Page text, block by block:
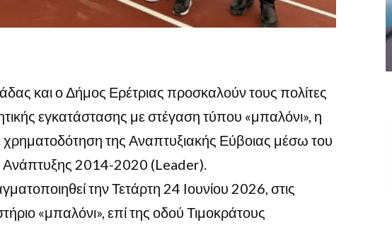
και ο Δήμος Ερέτριας προσκαλούν τους πολίτες
εγκατάστασης με στέγαση τύπου «μπαλόνι», η
της Αναπτυξιακής Εύβοιας μέσω του
Ανάπτυξης 2014-2020 (Leader).
την Τετάρτη 24 Ιουνίου 2026, στις
«μπαλόνι», επί της οδού Τιμοκράτους